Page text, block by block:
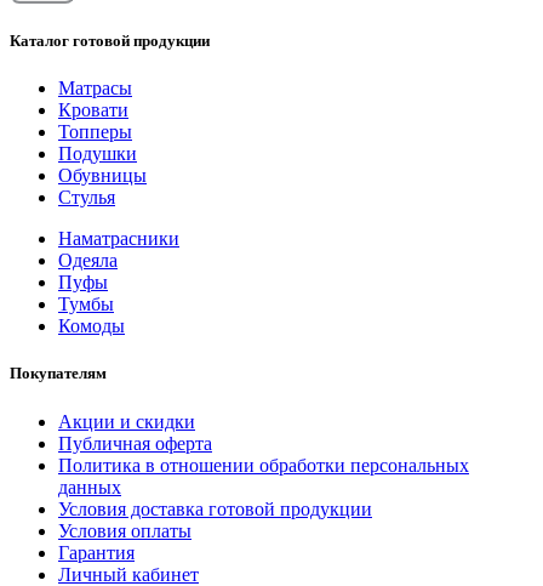
Каталог готовой продукции
Матрасы
Кровати
Топперы
Подушки
Обувницы
Стулья
Наматрасники
Одеяла
Пуфы
Тумбы
Комоды
Покупателям
Акции и скидки
Публичная оферта
Политика в отношении обработки персональных
данных
Условия доставка готовой продукции
Условия оплаты
Гарантия
Личный кабинет